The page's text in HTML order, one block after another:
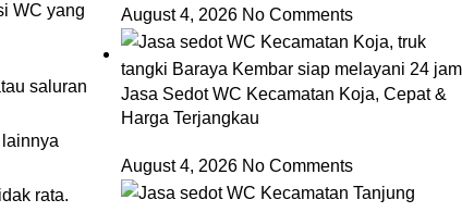
WC yang
saluran
rata.
August 4, 2026 No Comments
Jasa Sedot WC Kecamatan Koja, Cepat &
Harga Terjangkau
August 4, 2026 No Comments